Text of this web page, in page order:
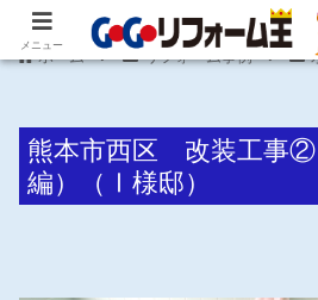
住まいの困ったを即解決！住宅リフォー
ホーム リフォーム事例
熊本市西区 改装工事②
編）（Ⅰ様邸）
メニュー